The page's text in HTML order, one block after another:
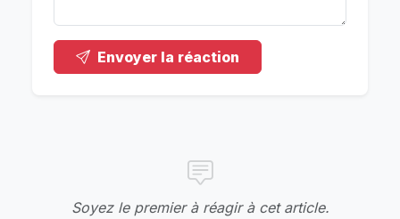
Envoyer la réaction
Soyez le premier à réagir à cet article.